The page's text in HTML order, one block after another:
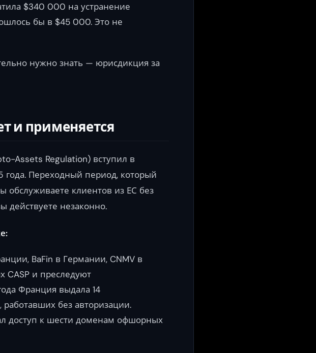
$340 000 на устранение
бы в $45 000. Это не
нужно знать — юрисдикция за
и применяется
Assets Regulation) вступил в
года. Переходный период, который
обслуживаете клиентов из ЕС без
действуете незаконно.
BaFin в Германии, CNMV в
CASP и преследуют
Франция выдала 14
без авторизации.
доступ к шести доменам офшорных